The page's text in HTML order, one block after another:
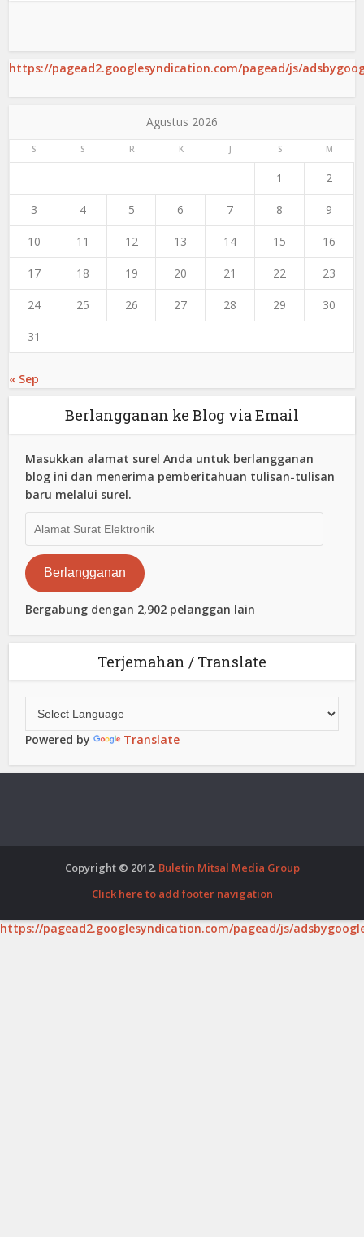
https://pagead2.googlesyndication.com/pagead/js/
Agustus 2026
S S R K J S M
1 2
3 4 5 6 7 8 9
10 11 12 13 14 15 16
17 18 19 20 21 22 23
24 25 26 27 28 29 30
31
« Sep
Berlangganan ke Blog via Email
Masukkan alamat surel Anda untuk berlangganan
blog ini dan menerima pemberitahuan tulisan-tulisan
baru melalui surel.
Surat
Elektronik
Berlangganan
Bergabung dengan 2,902 pelanggan lain
Terjemahan / Translate
Powered by Translate
Copyright © 2012. Buletin Mitsal Media Group
Click here to add footer navigation
https://pagead2.googlesyndication.com/pagead/js/